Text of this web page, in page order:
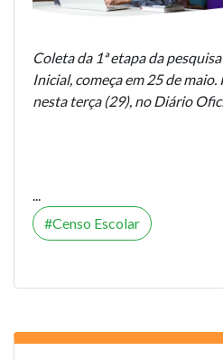
Coleta da 1ª etapa da
Inicial, começa em 25 de
nesta terça (29), no Diário
...
Censo Escolar